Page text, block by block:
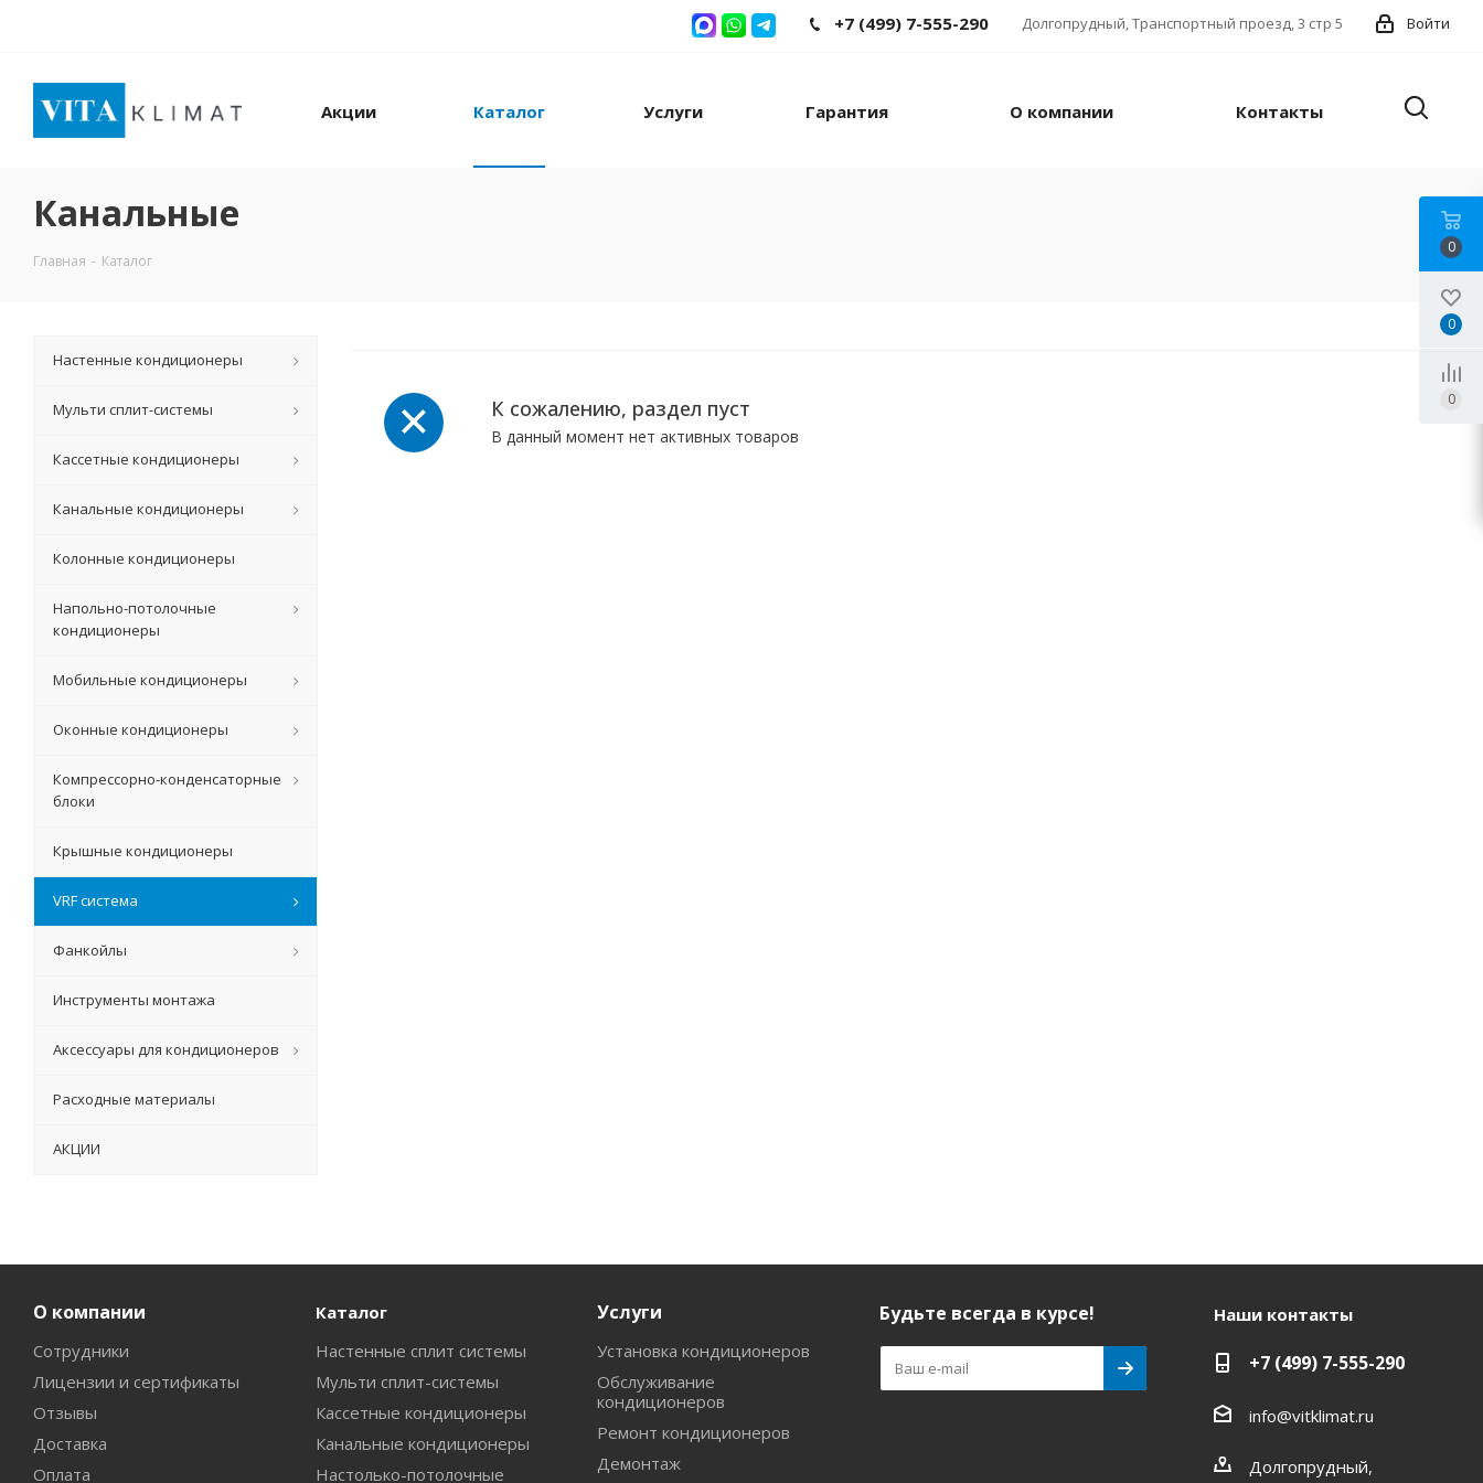
Войти
Долгопрудный, Транспортный проезд, 3 стр 5
+7 (499) 7-555-290
Акции Каталог Услуги Гарантия О компании Контакты
Канальные
Главная - Каталог
К сожалению, раздел пуст
В данный момент нет активных товаров
Настенные кондиционеры
Мульти сплит-системы
Кассетные кондиционеры
Канальные кондиционеры
Колонные кондиционеры
Напольно-потолочные
кондиционеры
Мобильные кондиционеры
Оконные кондиционеры
Компрессорно-конденсаторные
блоки
Крышные кондиционеры
VRF система
Фанкойлы
Инструменты монтажа
Аксессуары для кондиционеров
Расходные материалы
АКЦИИ
О компании
Сотрудники
Лицензии и сертификаты
Отзывы
Доставка
Оплата
Каталог
Настенные сплит системы
Мульти сплит-системы
Кассетные кондиционеры
Канальные кондиционеры
Настолько-потолочные
Услуги
Установка кондиционеров
Обслуживание
кондиционеров
Ремонт кондиционеров
Демонтаж
Будьте всегда в курсе! Наши контакты
+7 (499) 7-555-290
info@vitklimat.ru
Долгопрудный,
0
0
0